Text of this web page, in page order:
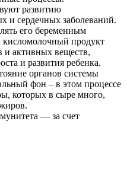
развитию
и сердечных заболеваний.
его беременным
продукт
и активных веществ,
и развития ребенка.
органов системы
фон – в этом процессе
которых в сыре много,
— за счет